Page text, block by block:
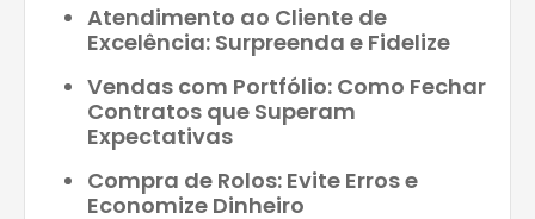
Atendimento ao Cliente de
Excelência: Surpreenda e Fidelize
Vendas com Portfólio: Como Fechar
Contratos que Superam
Expectativas
Compra de Rolos: Evite Erros e
Economize Dinheiro